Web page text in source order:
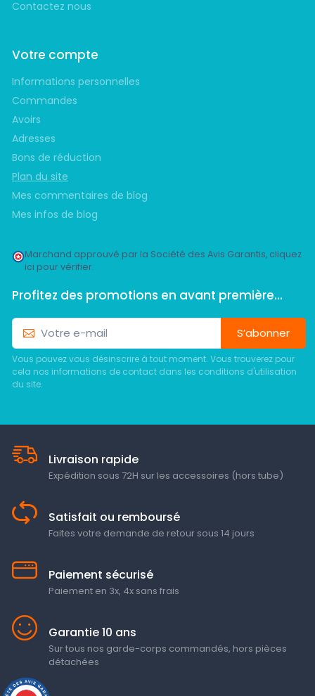
Contactez nous
Votre compte
Informations personnelles
Commandes
Avoirs
Adresses
Bons de réduction
Plan du site
Mes commentaires de blog
Mes infos de blog
Marchand approuvé par la Société des Avis Garantis, cliquez
ici pour vérifier.
Profitez des promotions en avant première...
S’abonner
Vous pouvez vous désinscrire à tout moment. Vous trouverez pour
cela nos informations de contact dans les conditions d'utilisation
du site.
Livraison rapide
Expédition sous 72H sur les accessoires (hors tube)
Satisfait ou remboursé
Faites votre demande de retour sous 14 jours
Paiement sécurisé
Paiement en 3x, 4x sans frais
Garantie 10 ans
Sur tous nos garde-corps commandés, hors pièces
détachées